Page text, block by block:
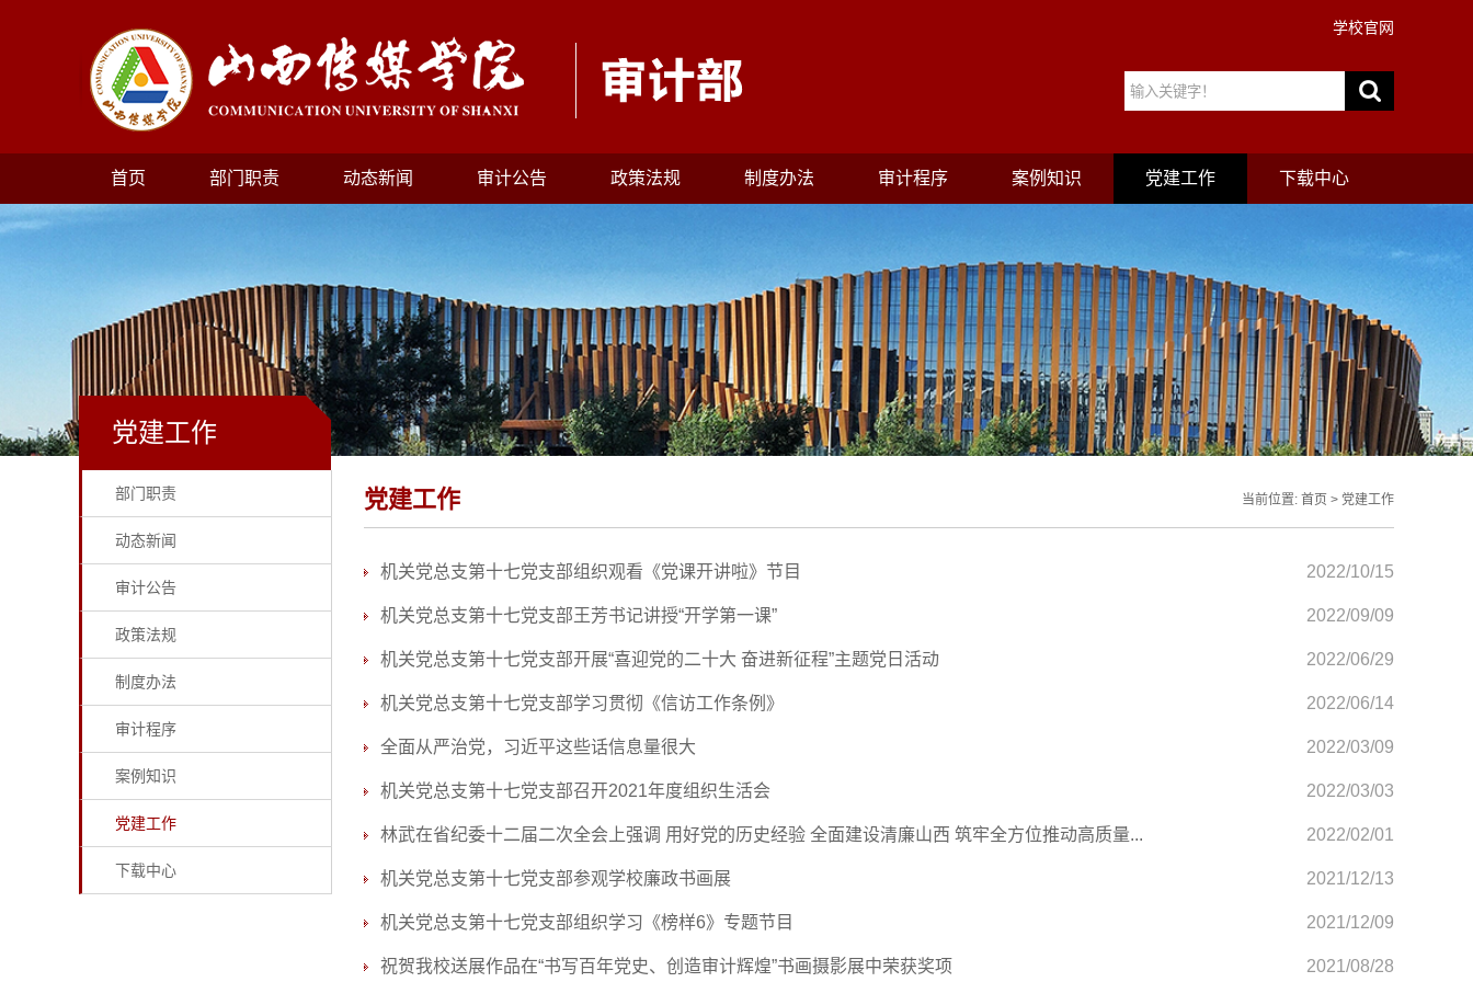
学校官网
首页 部门职责 动态新闻 审计公告 政策法规 制度办法 审计程序 案例知识 党建工作 下载中心
党建工作
部门职责
动态新闻
审计公告
政策法规
制度办法
审计程序
案例知识
党建工作
下载中心
党建工作 当前位置: 首页 > 党建工作
2022/10/15
机关党总支第十七党支部组织观看《党课开讲啦》节目
2022/09/09
机关党总支第十七党支部王芳书记讲授“开学第一课”
2022/06/29
机关党总支第十七党支部开展“喜迎党的二十大 奋进新征程”主题党日活动
2022/06/14
机关党总支第十七党支部学习贯彻《信访工作条例》
2022/03/09
全面从严治党，习近平这些话信息量很大
2022/03/03
机关党总支第十七党支部召开2021年度组织生活会
2022/02/01
林武在省纪委十二届二次全会上强调 用好党的历史经验 全面建设清廉山西 筑牢全方位推动高质量...
2021/12/13
机关党总支第十七党支部参观学校廉政书画展
2021/12/09
机关党总支第十七党支部组织学习《榜样6》专题节目
2021/08/28
祝贺我校送展作品在“书写百年党史、创造审计辉煌”书画摄影展中荣获奖项